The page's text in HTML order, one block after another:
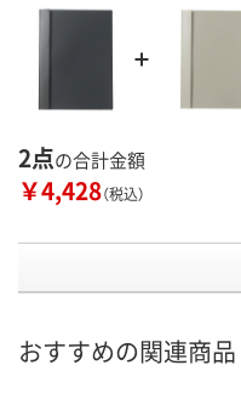
2点の合計金額
￥4,428（税込）
おすすめの関連商品